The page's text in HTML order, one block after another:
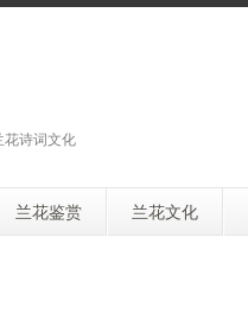
诗词文化
兰花鉴赏 兰花文化